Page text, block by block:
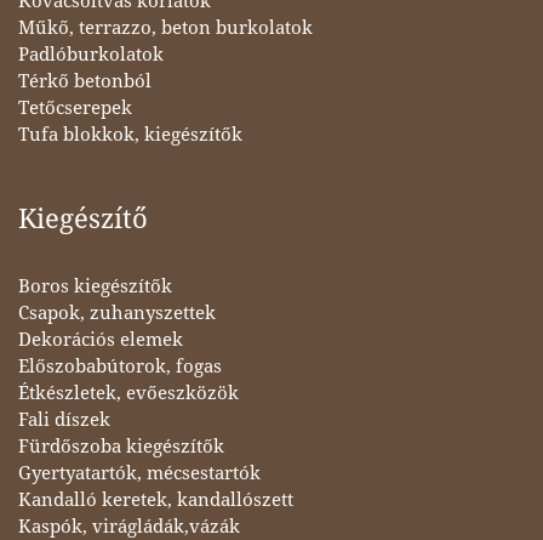
Műkő, terrazzo, beton burkolatok
Padlóburkolatok
Térkő betonból
Tetőcserepek
Tufa blokkok, kiegészítők
Kiegészítő
Boros kiegészítők
Csapok, zuhanyszettek
Dekorációs elemek
Előszobabútorok, fogas
Étkészletek, evőeszközök
Fali díszek
Fürdőszoba kiegészítők
Gyertyatartók, mécsestartók
Kandalló keretek, kandallószett
Kaspók, virágládák,vázák